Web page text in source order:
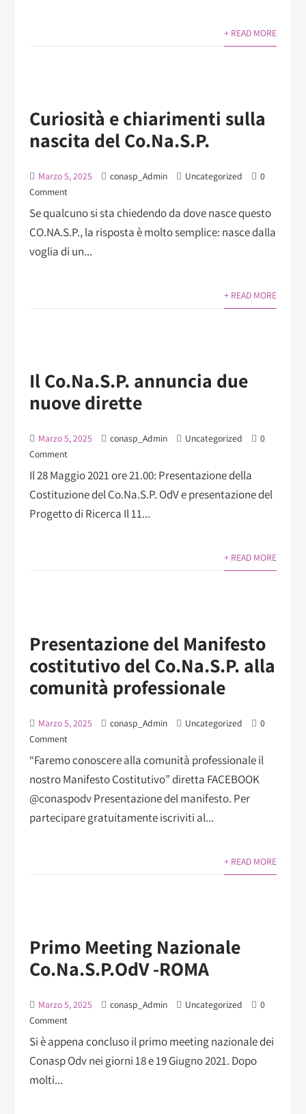
+ READ MORE
Curiosità e chiarimenti sulla
nascita del Co.Na.S.P.
Marzo 5, 2025 conasp_Admin Uncategorized
0
Comment
Se qualcuno si sta chiedendo da dove nasce questo
CO.NA.S.P., la risposta è molto semplice: nasce dalla
voglia di un...
+ READ MORE
Il Co.Na.S.P. annuncia due
nuove dirette
Marzo 5, 2025 conasp_Admin Uncategorized
0
Comment
Il 28 Maggio 2021 ore 21.00: Presentazione della
Costituzione del Co.Na.S.P. OdV e presentazione del
Progetto di Ricerca Il 11...
+ READ MORE
Presentazione del Manifesto
costitutivo del Co.Na.S.P. alla
comunità professionale
Marzo 5, 2025 conasp_Admin Uncategorized
0
Comment
“Faremo conoscere alla comunità professionale il
nostro Manifesto Costitutivo”​ diretta FACEBOOK
@conaspodv Presentazione del manifesto. Per
partecipare gratuitamente iscriviti al...
+ READ MORE
Primo Meeting Nazionale
Co.Na.S.P.OdV -ROMA
Marzo 5, 2025 conasp_Admin Uncategorized
0
Comment
Si è appena concluso il primo meeting nazionale dei
Conasp Odv nei giorni 18 e 19 Giugno 2021. Dopo
molti...